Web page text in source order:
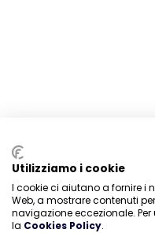
Utilizziamo i cookie
I cookie ci aiutano a fornire i
Web, a mostrare contenuti
navigazione eccezionale.
la Cookies Policy.